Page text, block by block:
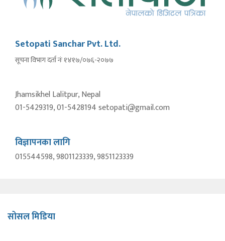
Setopati Sanchar Pvt. Ltd.
सूचना विभाग दर्ता नंः १४१७/०७६-२०७७
Jhamsikhel Lalitpur, Nepal
01-5429319, 01-5428194 setopati@gmail.com
विज्ञापनका लागि
015544598, 9801123339, 9851123339
सोसल मिडिया